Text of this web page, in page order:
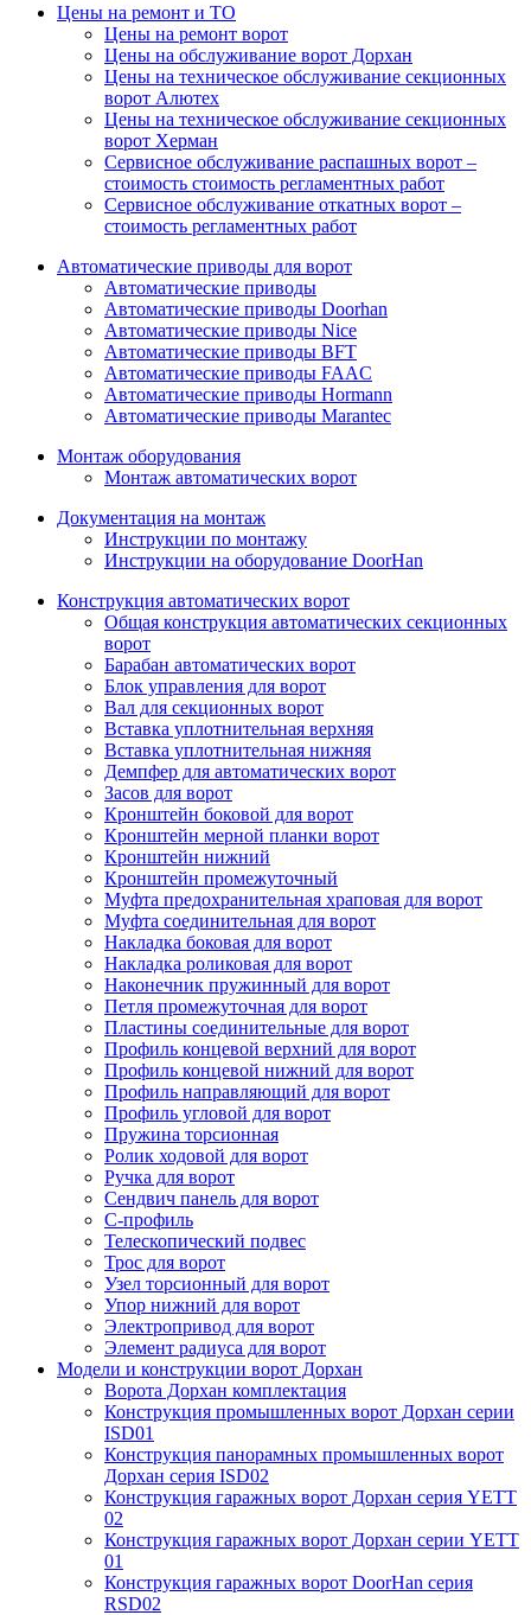
Цены на ремонт и ТО
Цены на ремонт ворот
Цены на обслуживание ворот Дорхан
Цены на техническое обслуживание секционных
ворот Алютех
Цены на техническое обслуживание секционных
ворот Херман
Сервисное обслуживание распашных ворот –
стоимость стоимость регламентных работ
Сервисное обслуживание откатных ворот –
стоимость регламентных работ
Автоматические приводы для ворот
Автоматические приводы
Автоматические приводы Doorhan
Автоматические приводы Nice
Автоматические приводы BFT
Автоматические приводы FAAC
Автоматические приводы Hormann
Автоматические приводы Marantec
Монтаж оборудования
Монтаж автоматических ворот
Документация на монтаж
Инструкции по монтажу
Инструкции на оборудование DoorHan
Конструкция автоматических ворот
Общая конструкция автоматических секционных
ворот
Барабан автоматических ворот
Блок управления для ворот
Вал для секционных ворот
Вставка уплотнительная верхняя
Вставка уплотнительная нижняя
Демпфер для автоматических ворот
Засов для ворот
Кронштейн боковой для ворот
Кронштейн мерной планки ворот
Кронштейн нижний
Кронштейн промежуточный
Муфта предохранительная храповая для ворот
Муфта соединительная для ворот
Накладка боковая для ворот
Накладка роликовая для ворот
Наконечник пружинный для ворот
Петля промежуточная для ворот
Пластины соединительные для ворот
Профиль концевой верхний для ворот
Профиль концевой нижний для ворот
Профиль направляющий для ворот
Профиль угловой для ворот
Пружина торсионная
Ролик ходовой для ворот
Ручка для ворот
Сендвич панель для ворот
С-профиль
Телескопический подвес
Трос для ворот
Узел торсионный для ворот
Упор нижний для ворот
Электропривод для ворот
Элемент радиуса для ворот
Модели и конструкции ворот Дорхан
Ворота Дорхан комплектация
Конструкция промышленных ворот Дорхан серии
ISD01
Конструкция панорамных промышленных ворот
Дорхан серия ISD02
Конструкция гаражных ворот Дорхан серия YETT
02
Конструкция гаражных ворот Дорхан серии YETT
01
Конструкция гаражных ворот DoorHan серия
RSD02